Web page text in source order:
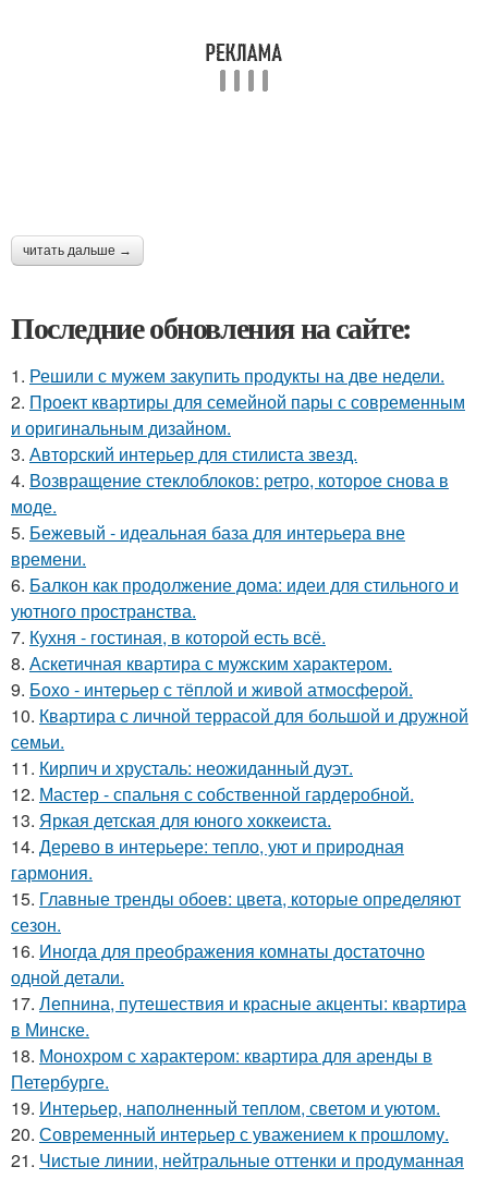
читать дальше →
Последние обновления на сайте:
1. Решили с мужем закупить продукты на две недели.
2. Проект квартиры для семейной пары с современным
и оригинальным дизайном.
3. Авторский интерьер для стилиста звезд.
4. Возвращение стеклоблоков: ретро, которое снова в
моде.
5. Бежевый - идеальная база для интерьера вне
времени.
6. Балкон как продолжение дома: идеи для стильного и
уютного пространства.
7. Кухня - гостиная, в которой есть всё.
8. Аскетичная квартира с мужским характером.
9. Бохо - интерьер с тёплой и живой атмосферой.
10. Квартира с личной террасой для большой и дружной
семьи.
11. Кирпич и хрусталь: неожиданный дуэт.
12. Мастер - спальня с собственной гардеробной.
13. Яркая детская для юного хоккеиста.
14. Дерево в интерьере: тепло, уют и природная
гармония.
15. Главные тренды обоев: цвета, которые определяют
сезон.
16. Иногда для преображения комнаты достаточно
одной детали.
17. Лепнина, путешествия и красные акценты: квартира
в Минске.
18. Монохром с характером: квартира для аренды в
Петербурге.
19. Интерьер, наполненный теплом, светом и уютом.
20. Современный интерьер с уважением к прошлому.
21. Чистые линии, нейтральные оттенки и продуманная